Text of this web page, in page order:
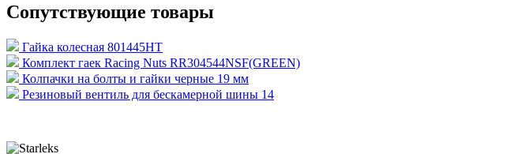
Сопутствующие товары
Гайка колесная 801445HT
Комплект гаек Racing Nuts RR304544NSF(GREEN)
Колпачки на болты и гайки черные 19 мм
Резиновый вентиль для бескамерной шины 14